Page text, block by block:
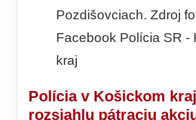
Pozdišovciach. Zdroj
Facebook Polícia SR -
kraj
Polícia v Košickom
rozsiahlu pátraciu